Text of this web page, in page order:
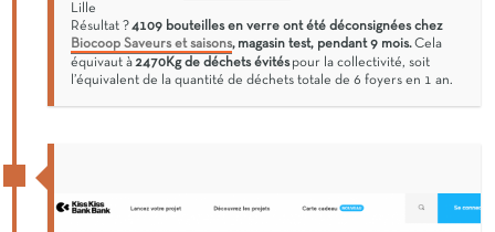
Lille
Résultat ?4109 bouteilles en verre ont été déconsignées chez
Biocoop Saveurs et saisons, magasin test, pendant 9 mois.Cela
équivaut à2470Kg de déchets évitéspour la collectivité, soit
l’équivalent de la quantité de déchets totale de 6 foyers en 1 an.